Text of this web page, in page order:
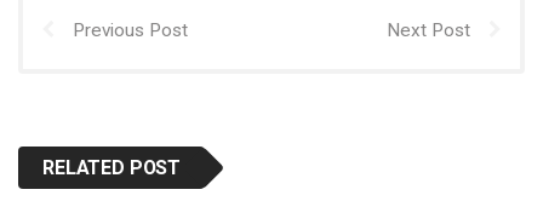
Previous Post Next Post
RELATED POST